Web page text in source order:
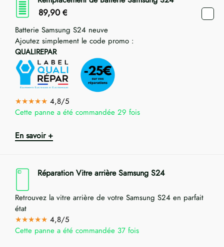
89,90 €
Batterie Samsung S24 neuve
Ajoutez simplement le code promo :
QUALIREPAR
★★★★★ 4,8/5
Cette panne a été commandée 29 fois
En savoir +
Réparation Vitre arrière Samsung S24
Retrouvez la vitre arrière de votre Samsung S24 en parfait
état
★★★★★ 4,8/5
Cette panne a été commandée 37 fois